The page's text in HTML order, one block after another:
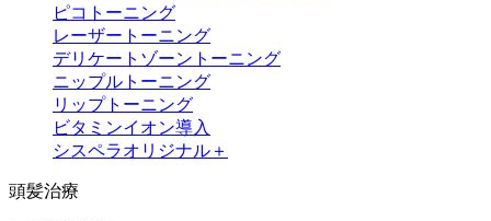
ピコトーニング
レーザートーニング
デリケートゾーントーニング
ニップルトーニング
リップトーニング
ビタミンイオン導入
シスペラオリジナル＋
頭髪治療